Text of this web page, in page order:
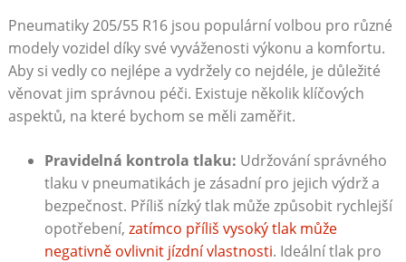
Pneumatiky 205/55 R16 jsou populární volbou pro různé
modely vozidel díky své vyváženosti výkonu a komfortu.
Aby si⁣ vedly co nejlépe a vydržely co nejdéle, je důležité
‌věnovat jim správnou péči. Existuje několik klíčových
aspektů,⁢ na které bychom se měli zaměřit.
Pravidelná kontrola tlaku: Udržování správného
tlaku ‌v⁤ pneumatikách je zásadní pro jejich výdrž a
bezpečnost. ‌Příliš nízký tlak může způsobit rychlejší
opotřebení, zatímco příliš vysoký tlak může
negativně ovlivnit jízdní vlastnosti. Ideální tlak ‍pro